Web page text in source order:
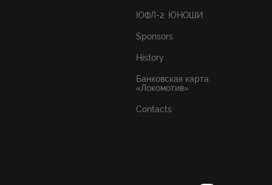
ЮФЛ-2. ЮНОШИ
Sponsors
History
Банковская карта
«Локомотив»
Contacts